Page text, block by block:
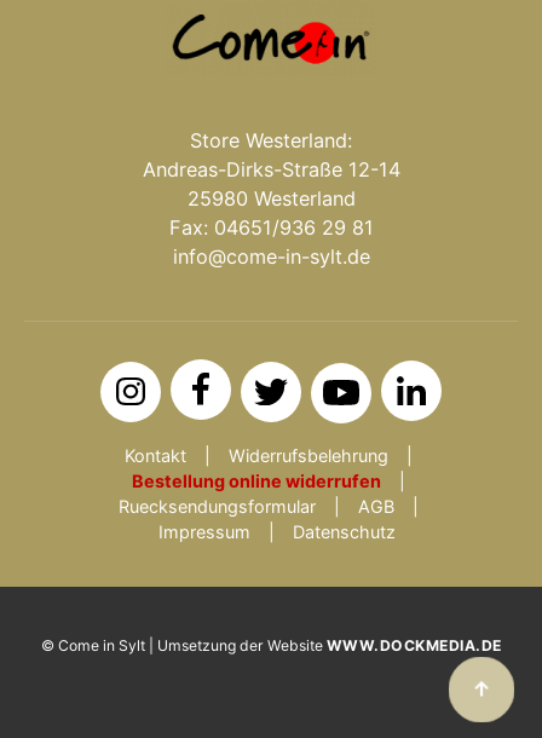
Store Westerland:
Andreas-Dirks-Straße 12-14
25980 Westerland
Fax: 04651/936 29 81
info@come-in-sylt.de
Kontakt
Widerrufsbelehrung
Bestellung online widerrufen
Ruecksendungsformular
AGB
Impressum
Datenschutz
© Come in Sylt | Umsetzung der Website WWW.DOCKMEDIA.DE
↑